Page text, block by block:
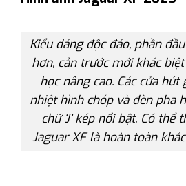
Kiểu dáng độc đáo, phần
hơn, cản trước mới khác
học nâng cao. Các cửa
nhiệt hình chóp và đèn pha
chữ ‘J’ kép nổi bật. Có thể
Jaguar XF là hoàn toàn